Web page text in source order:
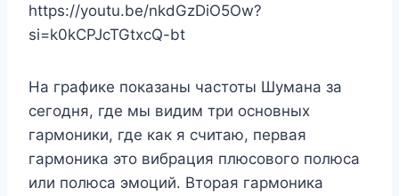
https://youtu.be/nkdGzDiO5Ow?
si=k0kCPJcTGtxcQ-bt
На графике показаны частоты Шумана за
сегодня, где мы видим три основных
гармоники, где как я считаю, первая
гармоника это вибрация плюсового полюса
или полюса эмоций. Вторая гармоника